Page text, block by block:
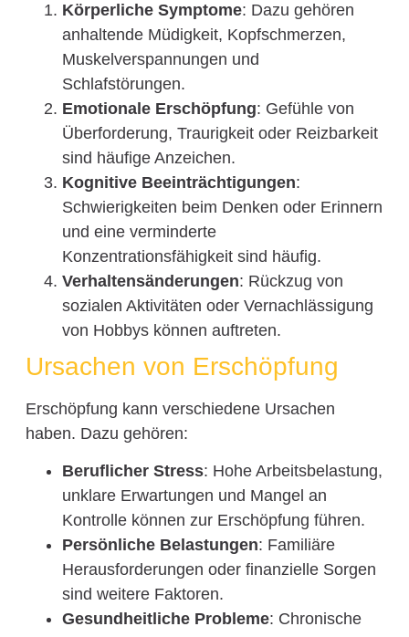
Körperliche Symptome: Dazu gehören
anhaltende Müdigkeit, Kopfschmerzen,
Muskelverspannungen und
Schlafstörungen.
Emotionale Erschöpfung: Gefühle von
Überforderung, Traurigkeit oder Reizbarkeit
sind häufige Anzeichen.
Kognitive Beeinträchtigungen:
Schwierigkeiten beim Denken oder Erinnern
und eine verminderte
Konzentrationsfähigkeit sind häufig.
Verhaltensänderungen: Rückzug von
sozialen Aktivitäten oder Vernachlässigung
von Hobbys können auftreten.
Ursachen von Erschöpfung
Erschöpfung kann verschiedene Ursachen
haben. Dazu gehören:
Beruflicher Stress: Hohe Arbeitsbelastung,
unklare Erwartungen und Mangel an
Kontrolle können zur Erschöpfung führen.
Persönliche Belastungen: Familiäre
Herausforderungen oder finanzielle Sorgen
sind weitere Faktoren.
Gesundheitliche Probleme: Chronische